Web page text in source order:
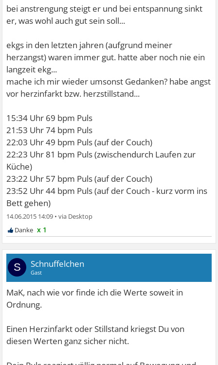
bei anstrengung steigt er und bei entspannung sinkt
er, was wohl auch gut sein soll...
ekgs in den letzten jahren (aufgrund meiner
herzangst) waren immer gut. hatte aber noch nie ein
langzeit ekg...
mache ich mir wieder umsonst Gedanken? habe angst
vor herzinfarkt bzw. herzstillstand...
15:34 Uhr 69 bpm Puls
21:53 Uhr 74 bpm Puls
22:03 Uhr 49 bpm Puls (auf der Couch)
22:23 Uhr 81 bpm Puls (zwischendurch Laufen zur
Küche)
23:22 Uhr 57 bpm Puls (auf der Couch)
23:52 Uhr 44 bpm Puls (auf der Couch - kurz vorm ins
Bett gehen)
14.06.2015 14:09 •
x 1
S Schnuffelchen
Gast
MaK, nach wie vor finde ich die Werte soweit in
Ordnung.
Einen Herzinfarkt oder Stillstand kriegst Du von
diesen Werten ganz sicher nicht.